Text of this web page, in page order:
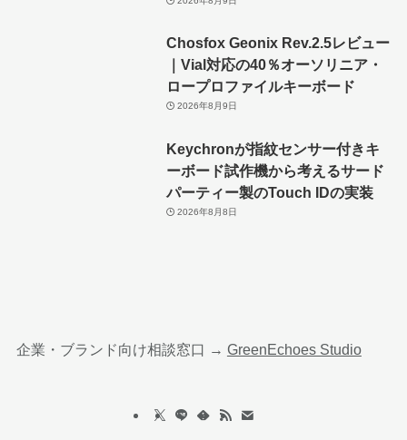
Chosfox Geonix Rev.2.5レビュー
｜Vial対応の40％オーソリニア・
ロープロファイルキーボード
2026年8月9日
Keychronが指紋センサー付きキ
ーボード試作機から考えるサード
パーティー製のTouch IDの実装
2026年8月8日
企業・ブランド向け相談窓口 → GreenEchoes Studio